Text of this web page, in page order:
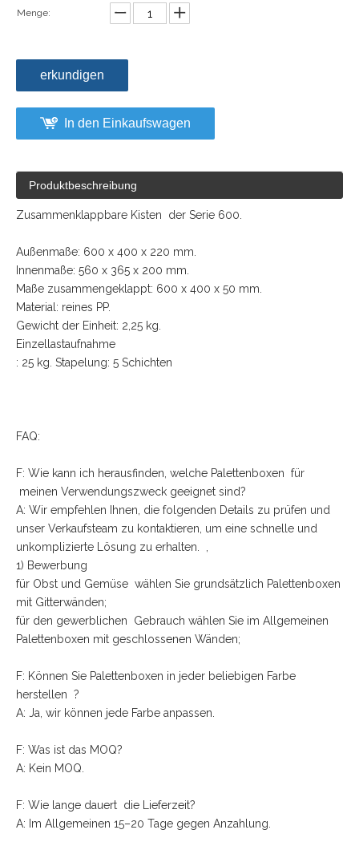
Menge:
erkundigen
In den Einkaufswagen
Produktbeschreibung
Zusammenklappbare Kisten der Serie 600.
Außenmaße: 600 x 400 x 220 mm.
Innenmaße: 560 x 365 x 200 mm.
Maße zusammengeklappt: 600 x 400 x 50 mm.
Material: reines PP.
Gewicht der Einheit: 2,25 kg.
Einzellastaufnahme
: 25 kg. Stapelung: 5 Schichten
FAQ:
F: Wie kann ich herausfinden, welche Palettenboxen für
meinen Verwendungszweck geeignet sind?
A: Wir empfehlen Ihnen, die folgenden Details zu prüfen und
unser Verkaufsteam zu kontaktieren, um eine schnelle und
unkomplizierte Lösung zu erhalten. ,
1) Bewerbung
für Obst und Gemüse wählen Sie grundsätzlich Palettenboxen
mit Gitterwänden;
für den gewerblichen Gebrauch wählen Sie im Allgemeinen
Palettenboxen mit geschlossenen Wänden;
F: Können Sie Palettenboxen in jeder beliebigen Farbe
herstellen ?
A: Ja, wir können jede Farbe anpassen.
F: Was ist das MOQ?
A: Kein MOQ.
F: Wie lange dauert die Lieferzeit?
A: Im Allgemeinen 15–20 Tage gegen Anzahlung.